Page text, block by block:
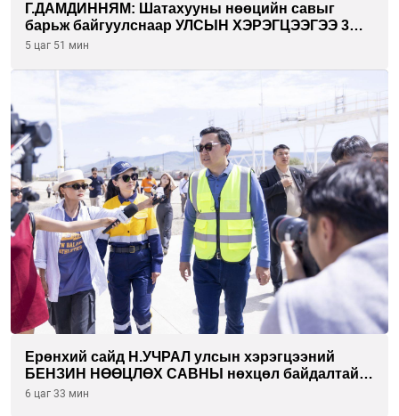
Г.ДАМДИННЯМ: Шатахууны нөөцийн савыг
барьж байгуулснаар УЛСЫН ХЭРЭГЦЭЭГЭЭ 3
САРААР НӨӨЦЛӨДӨГ болно
5 цаг 51 мин
Ерөнхий сайд Н.УЧРАЛ улсын хэрэгцээний
БЕНЗИН НӨӨЦЛӨХ САВНЫ нөхцөл байдалтай
танилцлаа
6 цаг 33 мин